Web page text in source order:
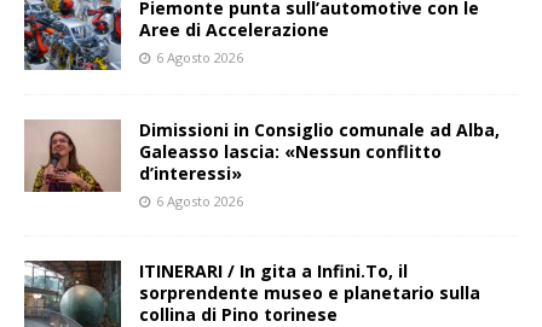
Piemonte punta sull’automotive con le
Aree di Accelerazione
6 Agosto 2026
Dimissioni in Consiglio comunale ad Alba,
Galeasso lascia: «Nessun conflitto
d’interessi»
6 Agosto 2026
ITINERARI / In gita a Infini.To, il
sorprendente museo e planetario sulla
collina di Pino torinese